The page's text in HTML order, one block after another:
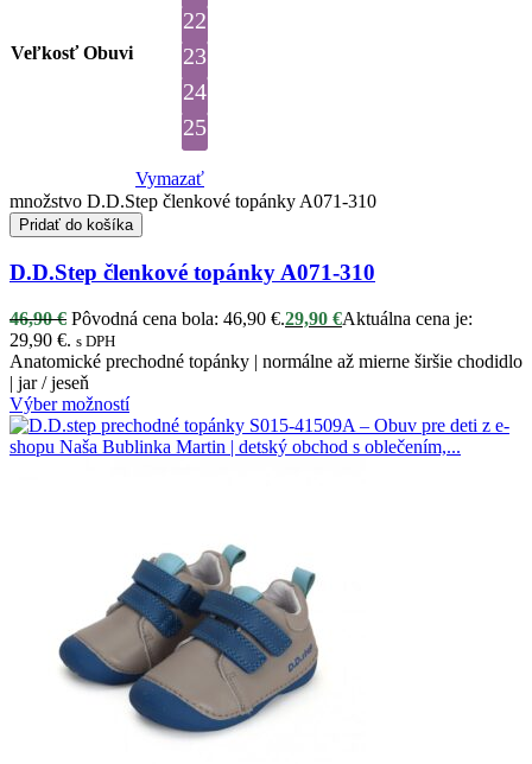
Veľkosť Obuvi
22
23
24
25
Vymazať
množstvo D.D.Step členkové topánky A071-310
Pridať do košíka
D.D.Step členkové topánky A071-310
46,90€ Pôvodná cena bola: 46,90 €.29,90 €Aktuálna cena je:
29,90 €. s DPH
Anatomické prechodné topánky | normálne až mierne širšie chodidlo
| jar / jeseň
Výber možností